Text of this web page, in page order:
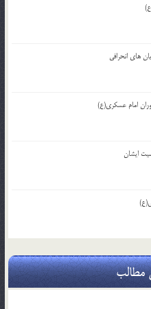
های انحرافی
امام عسکری(ع)
ایشان
مطالب